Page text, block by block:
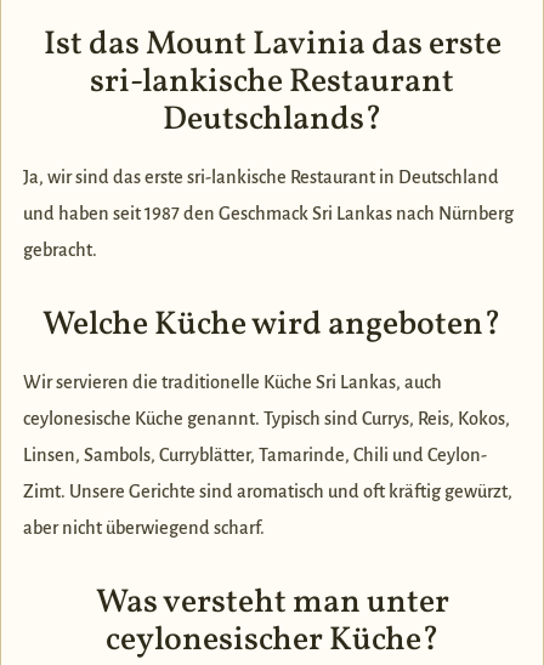
Ist das Mount Lavinia das erste
sri-lankische Restaurant
Deutschlands?
Ja, wir sind das erste sri-lankische Restaurant in Deutschland
und haben seit 1987 den Geschmack Sri Lankas nach Nürnberg
gebracht.
Welche Küche wird angeboten?
Wir servieren die traditionelle Küche Sri Lankas, auch
ceylonesische Küche genannt. Typisch sind Currys, Reis, Kokos,
Linsen, Sambols, Curryblätter, Tamarinde, Chili und Ceylon-
Zimt. Unsere Gerichte sind aromatisch und oft kräftig gewürzt,
aber nicht überwiegend scharf.
Was versteht man unter
ceylonesischer Küche?